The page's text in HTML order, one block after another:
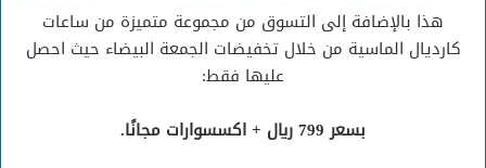
هذا بالإضافة إلى التسوق من مجموعة متميزة من ساعات
كارديال الماسية من خلال تخفيضات الجمعة البيضاء حيث احصل
عليها فقط:
بسعر 799 ريال + اكسسوارات مجانًا.